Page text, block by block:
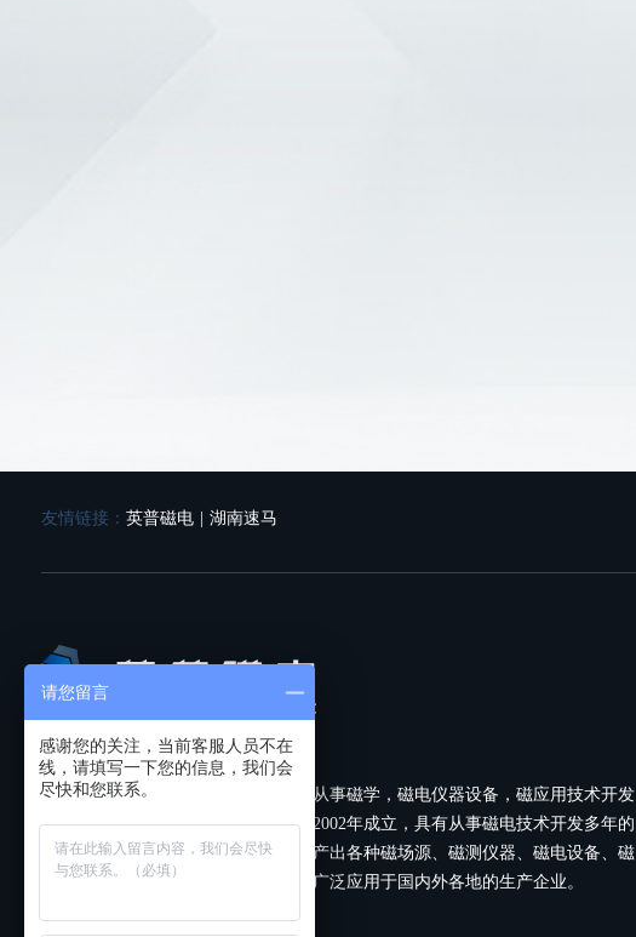
友情链接： 英普磁电 湖南速马
长春市英普磁电技术开发有限公司是从事磁学，磁电仪器设备，磁应用技术开发
和生产的研发性生产企业。本公司于2002年成立，具有从事磁电技术开发多年的
科技人员和生产技术人员，研制并生产出各种磁场源、磁测仪器、磁电设备、磁
应用等产品，已形成多种产品系列，广泛应用于国内外各地的生产企业。
请您留言
感谢您的关注，当前客服人员不在
线，请填写一下您的信息，我们会
尽快和您联系。